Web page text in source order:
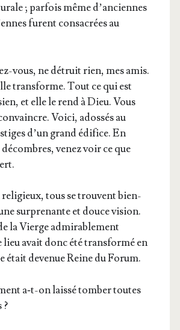
; par­fois même d’an­ciennes
furent consa­crées au
vous, ne détruit rien, mes amis.
trans­forme. Tout ce qui est
et elle le rend à Dieu. Vous
Voi­ci, ados­sés au
d’un grand édi­fice. En
venez voir ce que
reli­gieux, tous se trouvent bien­
sur­pre­nante et douce vision.
la Vierge admi­ra­ble­ment
lieu avait donc été trans­for­mé en
était deve­nue Reine du Forum.
a‑t-on lais­sé tom­ber toutes
?